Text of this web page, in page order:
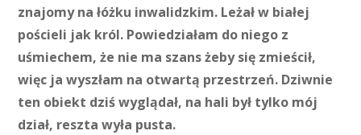
znajomy na łóżku inwalidzkim. Leżał w białej
pościeli jak król. Powiedziałam do niego z
uśmiechem, że nie ma szans żeby się zmieścił,
więc ja wyszłam na otwartą przestrzeń. Dziwnie
ten obiekt dziś wyglądał, na hali był tylko mój
dział, reszta wyła pusta.